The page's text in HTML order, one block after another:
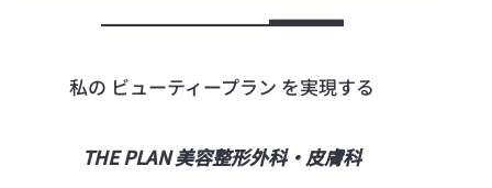
▁▁▁▁▁▁▁▁▁▃▃▃▃
私の ビューティープラン を実現する
THE PLAN 美容整形外科・皮膚科